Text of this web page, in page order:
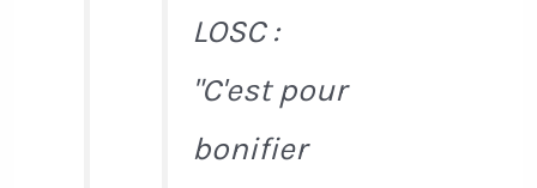
LOSC :
"C'est pour
bonifier